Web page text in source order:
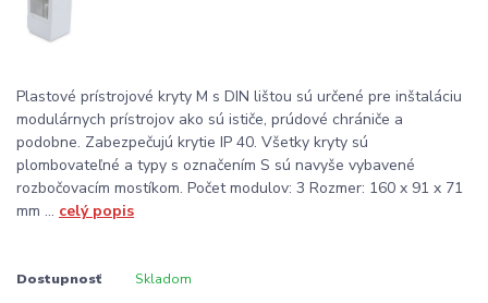
Plastové prístrojové kryty M s DIN lištou sú určené pre inštaláciu
modulárnych prístrojov ako sú ističe, prúdové chrániče a
podobne. Zabezpečujú krytie IP 40. Všetky kryty sú
plombovateľné a typy s označením S sú navyše vybavené
rozbočovacím mostíkom. Počet modulov: 3 Rozmer: 160 x 91 x 71
mm ... celý popis
Dostupnosť Skladom